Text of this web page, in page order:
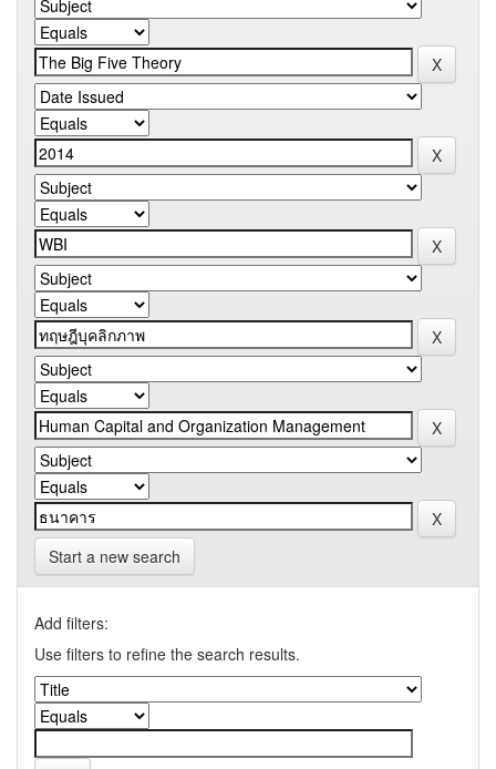
Start a new search
Add filters:
Use filters to refine the search results.